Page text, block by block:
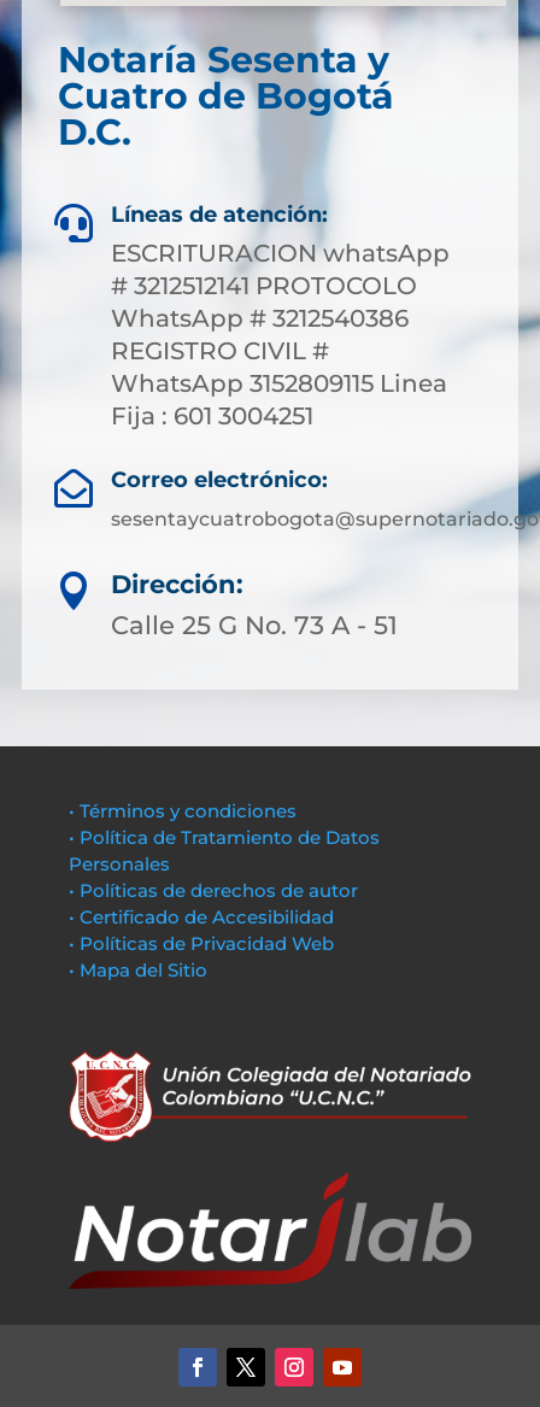
Notaría Sesenta y
Cuatro de Bogotá
D.C.
 Líneas de atención:
ESCRITURACION whatsApp
# 3212512141 PROTOCOLO
WhatsApp # 3212540386
REGISTRO CIVIL #
WhatsApp 3152809115 Linea
Fija : 601 3004251
 Correo electrónico:

Dirección:
Calle 25 G No. 73 A - 51
• Términos y condiciones
• Política de Tratamiento de Datos
Personales
• Políticas de derechos de autor
• Certificado de Accesibilidad
• Políticas de Privacidad Web
• Mapa del Sitio